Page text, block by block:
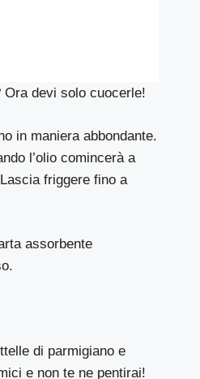
Ora devi solo cuocerle!
in maniera abbondante.
l’olio comincerà a
friggere fino a
assorbente
di parmigiano e
e non te ne pentirai!